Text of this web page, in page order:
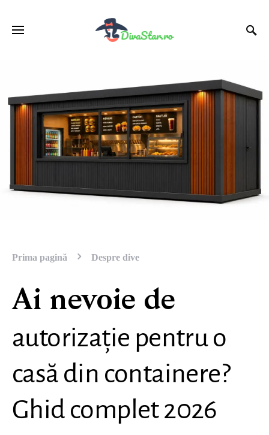
Prima pagină Despre dive
Ai nevoie de
autorizație pentru o
casă din containere?
Ghid complet 2026